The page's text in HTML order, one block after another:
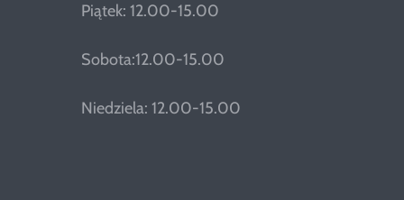
Piątek: 12.00-15.00
Sobota:12.00-15.00
Niedziela: 12.00-15.00